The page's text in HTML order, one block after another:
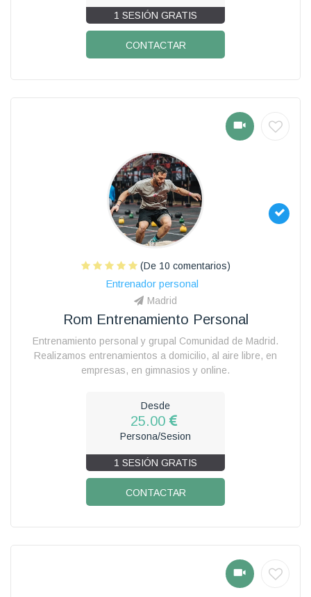
1 SESIÓN GRATIS
CONTACTAR
(De 10 comentarios)
Entrenador personal
Madrid
Rom Entrenamiento Personal
Entrenamiento personal y grupal Comunidad de Madrid.
Realizamos entrenamientos a domicilio, al aire libre, en
empresas, en gimnasios y online.
Desde
25.00
Persona/Sesion
1 SESIÓN GRATIS
CONTACTAR